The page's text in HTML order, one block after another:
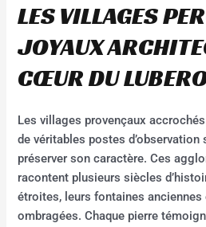
LES VILLAGES
JOYAUX
CŒUR DU
Les villages provençaux
de véritables postes d’observation
préserver son caractère. Ces
racontent plusieurs siècles
étroites, leurs fontaines anciennes
ombragées. Chaque pierre